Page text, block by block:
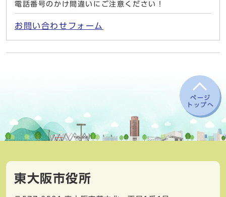
電話番号のかけ間違いにご注意ください！
お問い合わせフォーム
ページ
トップへ
東大阪市役所